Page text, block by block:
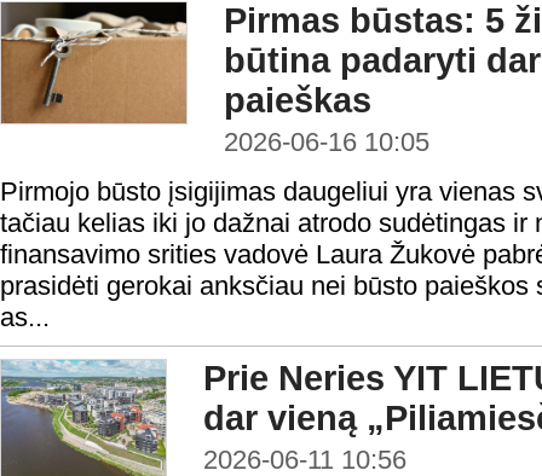
Pirmas būstas: 5
būtina padaryti
paieškas
2026-06-16 10:05
Pirmojo būsto įsigijimas daugeliui yra vienas
tačiau kelias iki jo dažnai atrodo sudėtingas ir
finansavimo srities vadovė Laura Žukovė
prasidėti gerokai anksčiau nei būsto paieškos
as...
Prie Neries YIT
dar vieną
2026-06-11 10:56